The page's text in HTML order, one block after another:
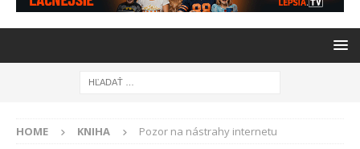
HOME KNIHA Pozor na nástrahy internetu